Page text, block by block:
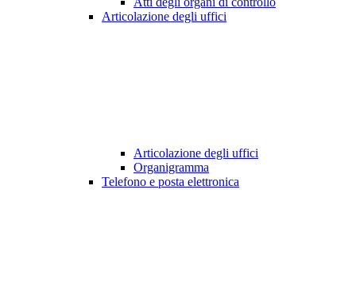
Articolazione degli uffici
Articolazione degli uffici
Organigramma
Telefono e posta elettronica